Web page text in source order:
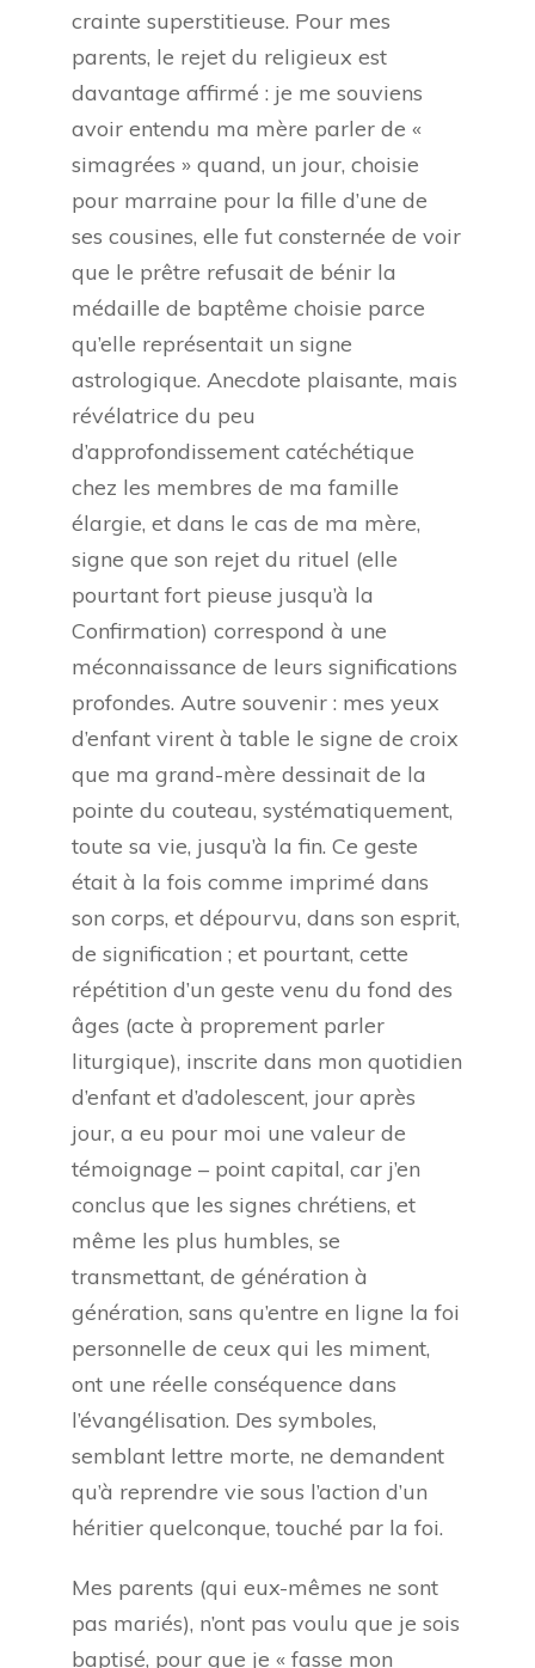
crainte superstitieuse. Pour mes
parents, le rejet du religieux est
davantage affirmé : je me souviens
avoir entendu ma mère parler de «
simagrées » quand, un jour, choisie
pour marraine pour la fille d’une de
ses cousines, elle fut consternée de voir
que le prêtre refusait de bénir la
médaille de baptême choisie parce
qu’elle représentait un signe
astrologique. Anecdote plaisante, mais
révélatrice du peu
d’approfondissement catéchétique
chez les membres de ma famille
élargie, et dans le cas de ma mère,
signe que son rejet du rituel (elle
pourtant fort pieuse jusqu’à la
Confirmation) correspond à une
méconnaissance de leurs significations
profondes. Autre souvenir : mes yeux
d’enfant virent à table le signe de croix
que ma grand-mère dessinait de la
pointe du couteau, systématiquement,
toute sa vie, jusqu’à la fin. Ce geste
était à la fois comme imprimé dans
son corps, et dépourvu, dans son esprit,
de signification ; et pourtant, cette
répétition d’un geste venu du fond des
âges (acte à proprement parler
liturgique), inscrite dans mon quotidien
d’enfant et d’adolescent, jour après
jour, a eu pour moi une valeur de
témoignage – point capital, car j’en
conclus que les signes chrétiens, et
même les plus humbles, se
transmettant, de génération à
génération, sans qu’entre en ligne la foi
personnelle de ceux qui les miment,
ont une réelle conséquence dans
l’évangélisation. Des symboles,
semblant lettre morte, ne demandent
qu’à reprendre vie sous l’action d’un
héritier quelconque, touché par la foi.
Mes parents (qui eux-mêmes ne sont
pas mariés), n’ont pas voulu que je sois
baptisé, pour que je « fasse mon